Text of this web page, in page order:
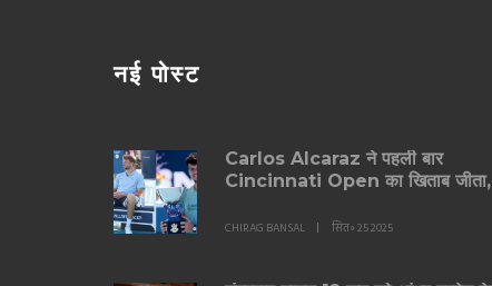
नई पोस्ट
Carlos Alcaraz ने पहली बार
Cincinnati Open का खिताब जीता,
CHIRAG BANSAL सित॰ 25 2025